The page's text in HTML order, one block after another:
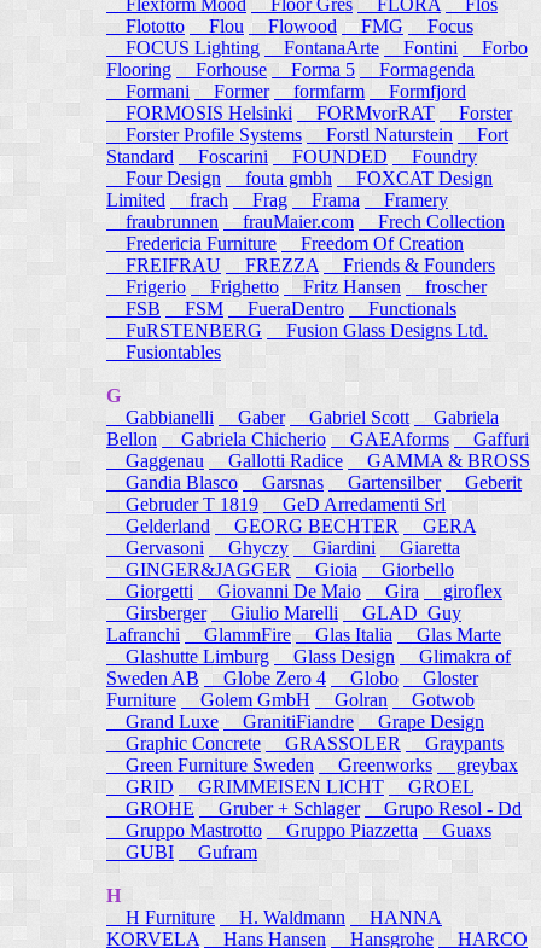
Flexform Mood
Floor Gres FLORA
Flos
Flototto
Flou Flowood FMG
Focus
FOCUS Lighting
FontanaArte Fontini
Forbo
Flooring
Forhouse Forma 5
Formagenda
Formani
Former formfarm
Formfjord
FORMOSIS Helsinki
FORMvorRAT
Forster
Forster Profile Systems
Forstl Naturstein
Fort
Standard
Foscarini FOUNDED
Foundry
Four Design
fouta gmbh
FOXCAT Design
Limited
frach Frag Frama
Framery
fraubrunnen
frauMaier.com
Frech Collection
Fredericia Furniture
Freedom Of Creation
FREIFRAU
FREZZA
Friends & Founders
Frigerio
Frighetto Fritz Hansen
froscher
FSB
FSM FueraDentro
Functionals
FuRSTENBERG
Fusion Glass Designs Ltd.
Fusiontables
G
Gabbianelli
Gaber Gabriel Scott
Gabriela
Bellon
Gabriela Chicherio GAEAforms
Gaffuri
Gaggenau
Gallotti Radice
GAMMA & BROSS
Gandia Blasco
Garsnas Gartensilber
Geberit
Gebruder T 1819
GeD Arredamenti Srl
Gelderland
GEORG BECHTER
GERA
Gervasoni
Ghyczy Giardini
Giaretta
GINGER&JAGGER
Gioia
Giorbello
Giorgetti
Giovanni De Maio Gira
giroflex
Girsberger
Giulio Marelli
GLAD_Guy
Lafranchi
GlammFire Glas Italia
Glas Marte
Glashutte Limburg
Glass Design
Glimakra of
Sweden AB
Globe Zero 4 Globo
Gloster
Furniture
Golem GmbH Golran
Gotwob
Grand Luxe
GranitiFiandre
Grape Design
Graphic Concrete
GRASSOLER
Graypants
Green Furniture Sweden
Greenworks
greybax
GRID
GRIMMEISEN LICHT
GROEL
GROHE
Gruber + Schlager
Grupo Resol - Dd
Gruppo Mastrotto
Gruppo Piazzetta
Guaxs
GUBI
Gufram
H
H Furniture
H. Waldmann
HANNA
KORVELA
Hans Hansen Hansgrohe HARCO